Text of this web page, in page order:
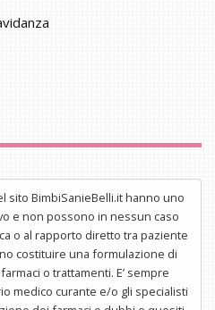
sito BimbiSanieBelli.it hanno uno
e non possono in nessun caso
o al rapporto diretto tra paziente
costituire una formulazione di
o trattamenti. E’ sempre
medico curante e/o gli specialisti